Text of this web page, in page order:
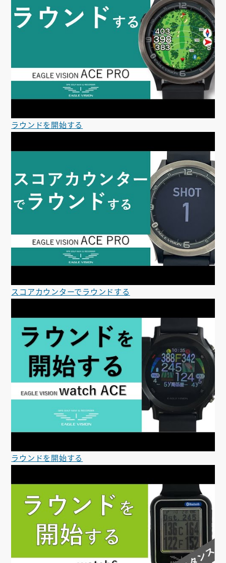
ラウンドを開始する
スコアカウンターでラウンドする
ラウンドを開始する